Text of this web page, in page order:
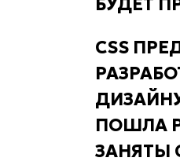
CSS
ПОШЛА
ЗАНЯТЫ